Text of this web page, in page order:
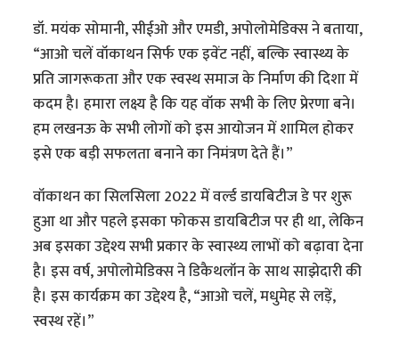
डॉ. मयंक सोमानी, सीईओ और एमडी, अपोलोमेडिक्स ने बताया,
“आओ चलें वॉकाथन सिर्फ एक इवेंट नहीं, बल्कि स्वास्थ्य के
प्रति जागरूकता और एक स्वस्थ समाज के निर्माण की दिशा में
कदम है। हमारा लक्ष्य है कि यह वॉक सभी के लिए प्रेरणा बने।
हम लखनऊ के सभी लोगों को इस आयोजन में शामिल होकर
इसे एक बड़ी सफलता बनाने का निमंत्रण देते हैं।”
वॉकाथन का सिलसिला 2022 में वर्ल्ड डायबिटीज डे पर शुरू
हुआ था और पहले इसका फोकस डायबिटीज पर ही था, लेकिन
अब इसका उद्देश्य सभी प्रकार के स्वास्थ्य लाभों को बढ़ावा देना
है। इस वर्ष, अपोलोमेडिक्स ने डिकैथलॉन के साथ साझेदारी की
है। इस कार्यक्रम का उद्देश्य है, “आओ चलें, मधुमेह से लड़ें,
स्वस्थ रहें।”